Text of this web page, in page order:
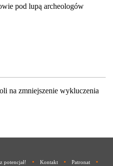
pod lupą archeologów
na zmniejszenie wykluczenia
potencjał! • Kontakt • Patronat •